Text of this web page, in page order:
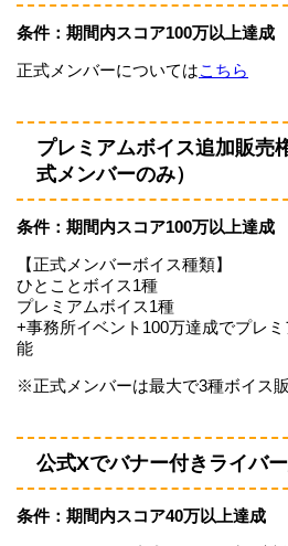
条件：期間内スコア100万以上達成
正式メンバーについてはこちら
プレミアムボイス追加販売
式メンバーのみ）
条件：期間内スコア100万以上達成
【正式メンバーボイス種類】
ひとことボイス1種
プレミアムボイス1種
+事務所イベント100万達成でプレ
能
※正式メンバーは最大で3種ボイス
公式Xでバナー付きライバ
条件：期間内スコア40万以上達成